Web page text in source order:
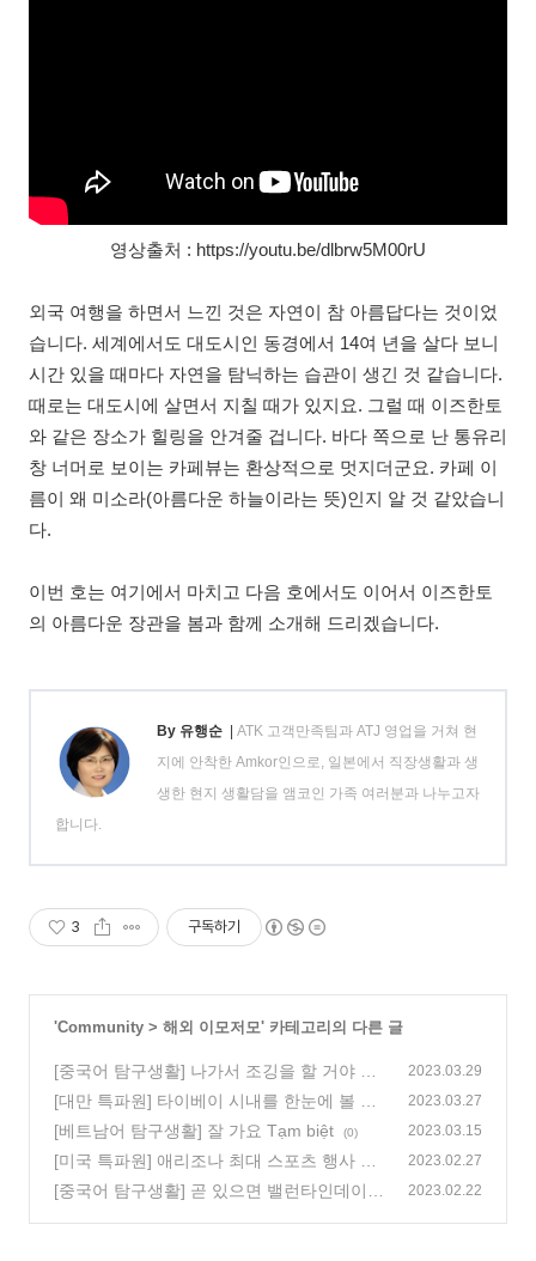
영상출처 : https://youtu.be/dlbrw5M00rU
외국 여행을 하면서 느낀 것은 자연이 참 아름답다는 것이었
습니다. 세계에서도 대도시인 동경에서 14여 년을 살다 보니
시간 있을 때마다 자연을 탐닉하는 습관이 생긴 것 같습니다.
때로는 대도시에 살면서 지칠 때가 있지요. 그럴 때 이즈한토
와 같은 장소가 힐링을 안겨줄 겁니다. 바다 쪽으로 난 통유리
창 너머로 보이는 카페뷰는 환상적으로 멋지더군요. 카페 이
름이 왜 미소라(아름다운 하늘이라는 뜻)인지 알 것 같았습니
다.
이번 호는 여기에서 마치고 다음 호에서도 이어서 이즈한토
의 아름다운 장관을 봄과 함께 소개해 드리겠습니다.
By 유행순 | ATK 고객만족팀과 ATJ 영업을 거쳐 현
지에 안착한 Amkor인으로, 일본에서 직장생활과 생
생한 현지 생활담을 앰코인 가족 여러분과 나누고자
합니다.
3 구독하기
'Community > 해외 이모저모' 카테고리의 다른 글
[중국어 탐구생활] 나가서 조깅을 할 거야 我
要出去跑步
(0)
2023.03.29
[대만 특파원] 타이베이 시내를 한눈에 볼 수
있는 곳, 샹산
(0)
2023.03.27
[베트남어 탐구생활] 잘 가요 Tạm biệt (0) 2023.03.15
[미국 특파원] 애리조나 최대 스포츠 행사 피
닉스 오픈(Phoenix Open)과 슈퍼볼
(0)
2023.02.27
[중국어 탐구생활] 곧 있으면 밸런타인데이야
2023.02.22